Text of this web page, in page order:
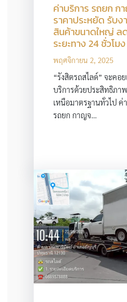
ค่าบริการ รถยก ก
ราคาประหยัด รับง
สินค้าขนาดใหญ่ ล
ระยะทาง 24 ชั่วโมง
พฤศจิกายน 2, 2025
“รังสิตรถสไลด์” จะคอ
บริการด้วยประสิทธิภา
เหนือมาตรฐานทั่วไป ค่
รถยก กาญจ…